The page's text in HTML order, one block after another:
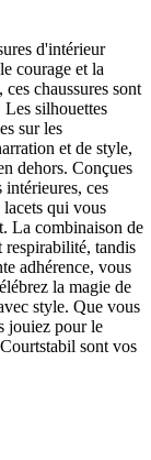
d'intérieur
courage et la
chaussures sont
silhouettes
sur les
et de style,
dehors. Conçues
intérieures, ces
lacets qui vous
La combinaison de
respirabilité, tandis
adhérence, vous
la magie de
style. Que vous
jouiez pour le
sont vos